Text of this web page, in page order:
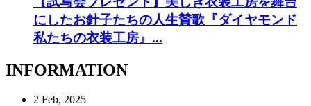
にしたお針子たちの人生賛歌『ダイヤモンド
私たちの衣装工房』...
INFORMATION
2 Feb, 2025